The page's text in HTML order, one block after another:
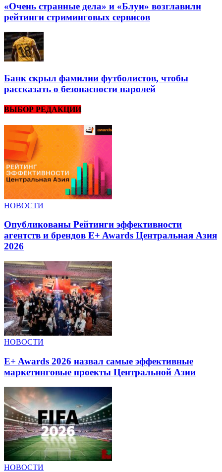
«Очень странные дела» и «Блуи» возглавили
рейтинги стриминговых сервисов
Банк скрыл фамилии футболистов, чтобы
рассказать о безопасности паролей
ВЫБОР РЕДАКЦИИ
НОВОСТИ
Опубликованы Рейтинги эффективности
агентств и брендов E+ Awards Центральная Азия
2026
НОВОСТИ
E+ Awards 2026 назвал самые эффективные
маркетинговые проекты Центральной Азии
НОВОСТИ